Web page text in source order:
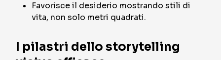
Favorisce il desiderio mostrando stili di
vita, non solo metri quadrati.
I pilastri dello storytelling